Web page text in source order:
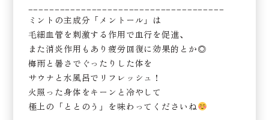
ミントの主成分「メントール」は
毛細血管を刺激する作用で血行を促進、
また消炎作用もあり疲労回復に効果的とか◎
梅雨と暑さでぐったりした体を
サウナと水風呂でリフレッシュ！
火照った身体をキーンと冷やして
極上の「ととのう」を味わってくださいね